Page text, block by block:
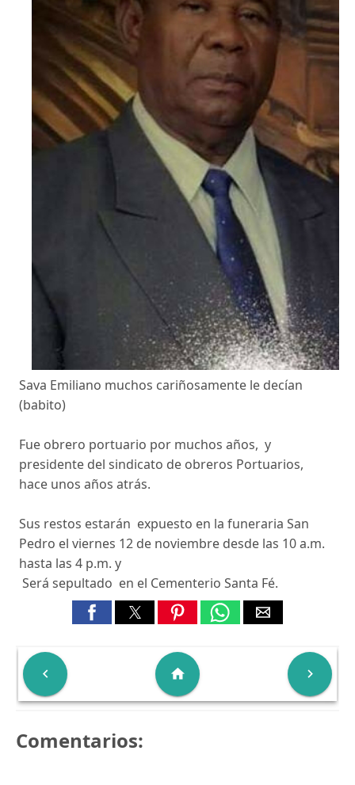
Sava Emiliano muchos cariñosamente le decían
(babito)
Fue obrero portuario por muchos años, y
presidente del sindicato de obreros Portuarios,
hace unos años atrás.
Sus restos estarán expuesto en la funeraria San
Pedro el viernes 12 de noviembre desde las 10 a.m.
hasta las 4 p.m. y
Será sepultado en el Cementerio Santa Fé.
 
home
Comentarios: